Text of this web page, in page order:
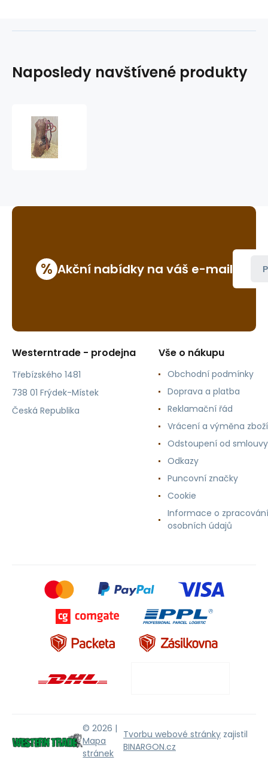
Naposledy navštívené produkty
% Akční nabídky na váš e-mail
Westerntrade - prodejna
Třebízského 1481
738 01 Frýdek-Místek
Česká Republika
Vše o nákupu
Obchodní podmínky
Doprava a platba
Reklamační řád
Vrácení a výměna zboží
Odstoupení od smlouvy
Odkazy
Puncovní značky
Cookie
Informace o zpracování
osobních údajů
© 2026 |
Mapa
stránek
Tvorbu webové stránky zajistil
BINARGON.cz